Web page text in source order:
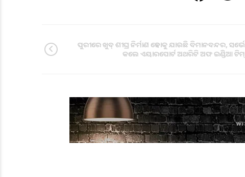
ପୁରୀରେ ଖୁବ୍ ଶୀଘ୍ର ନିର୍ମାଣ ହେବାକୁ ଯାଉଛି ବିମାନବନ୍ଦର, ସର୍ଭେ
କଲେ ଏୟାରପୋର୍ଟ ଅଥରିଟି ଅଫ ଇଣ୍ଡିଆ ଟିମ୍